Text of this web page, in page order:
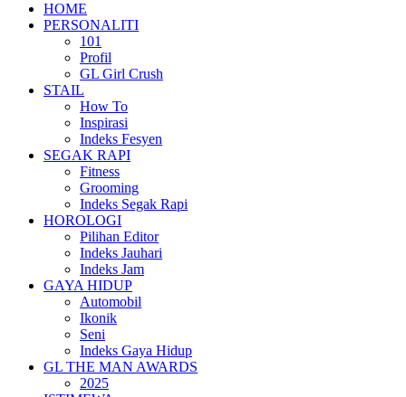
HOME
PERSONALITI
101
Profil
GL Girl Crush
STAIL
How To
Inspirasi
Indeks Fesyen
SEGAK RAPI
Fitness
Grooming
Indeks Segak Rapi
HOROLOGI
Pilihan Editor
Indeks Jauhari
Indeks Jam
GAYA HIDUP
Automobil
Ikonik
Seni
Indeks Gaya Hidup
GL THE MAN AWARDS
2025